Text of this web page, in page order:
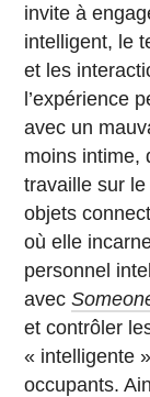
invite à
intelligent, le
et les
l’expérience
avec un
moins intime,
travaille sur
objets
où elle
personnel
avec
et contrôler
« intelligente
occupants.